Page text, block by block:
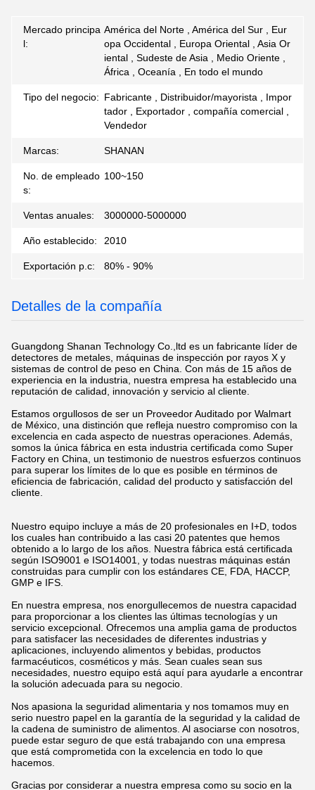
Mercado principa
l:
América del Norte , América del Sur , Eur
opa Occidental , Europa Oriental , Asia Or
iental , Sudeste de Asia , Medio Oriente ,
África , Oceanía , En todo el mundo
Tipo del negocio: Fabricante , Distribuidor/mayorista , Impor
tador , Exportador , compañía comercial ,
Vendedor
Marcas: SHANAN
No. de empleado
s:
100~150
Ventas anuales: 3000000-5000000
Año establecido: 2010
Exportación p.c: 80% - 90%
Detalles de la compañía
Guangdong Shanan Technology Co.,ltd es un fabricante líder de
detectores de metales, máquinas de inspección por rayos X y
sistemas de control de peso en China. Con más de 15 años de
experiencia en la industria, nuestra empresa ha establecido una
reputación de calidad, innovación y servicio al cliente.
Estamos orgullosos de ser un Proveedor Auditado por Walmart
de México, una distinción que refleja nuestro compromiso con la
excelencia en cada aspecto de nuestras operaciones. Además,
somos la única fábrica en esta industria certificada como Super
Factory en China, un testimonio de nuestros esfuerzos continuos
para superar los límites de lo que es posible en términos de
eficiencia de fabricación, calidad del producto y satisfacción del
cliente.
Nuestro equipo incluye a más de 20 profesionales en I+D, todos
los cuales han contribuido a las casi 20 patentes que hemos
obtenido a lo largo de los años. Nuestra fábrica está certificada
según ISO9001 e ISO14001, y todas nuestras máquinas están
construidas para cumplir con los estándares CE, FDA, HACCP,
GMP e IFS.
En nuestra empresa, nos enorgullecemos de nuestra capacidad
para proporcionar a los clientes las últimas tecnologías y un
servicio excepcional. Ofrecemos una amplia gama de productos
para satisfacer las necesidades de diferentes industrias y
aplicaciones, incluyendo alimentos y bebidas, productos
farmacéuticos, cosméticos y más. Sean cuales sean sus
necesidades, nuestro equipo está aquí para ayudarle a encontrar
la solución adecuada para su negocio.
Nos apasiona la seguridad alimentaria y nos tomamos muy en
serio nuestro papel en la garantía de la seguridad y la calidad de
la cadena de suministro de alimentos. Al asociarse con nosotros,
puede estar seguro de que está trabajando con una empresa
que está comprometida con la excelencia en todo lo que
hacemos.
Gracias por considerar a nuestra empresa como su socio en la